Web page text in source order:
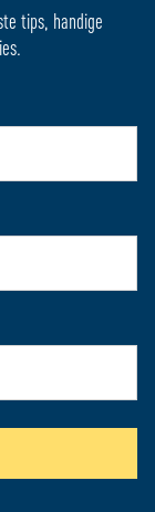
tips, handige